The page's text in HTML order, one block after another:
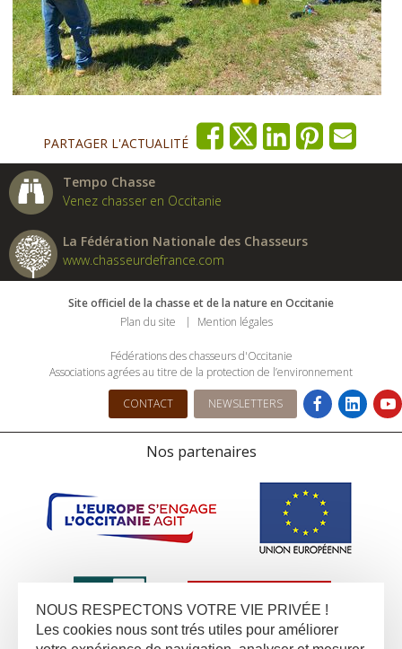
PARTAGER L'ACTUALITÉ
Tempo Chasse
Venez chasser en Occitanie
La Fédération Nationale des Chasseurs
www.chasseurdefrance.com
Site officiel de la chasse et de la nature en Occitanie
Plan du site
Mention légales
Fédérations des chasseurs d'Occitanie
Associations agrées au titre de la protection de l’environnement
CONTACT NEWSLETTERS
Nos partenaires
NOUS RESPECTONS VOTRE VIE PRIVÉE !
Les cookies nous sont trés utiles pour améliorer